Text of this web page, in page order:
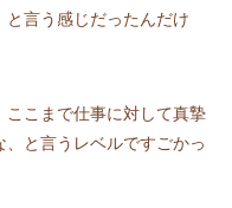
と言う感じだったんだけ
こまで仕事に対して真摯
と言うレベルですごかっ